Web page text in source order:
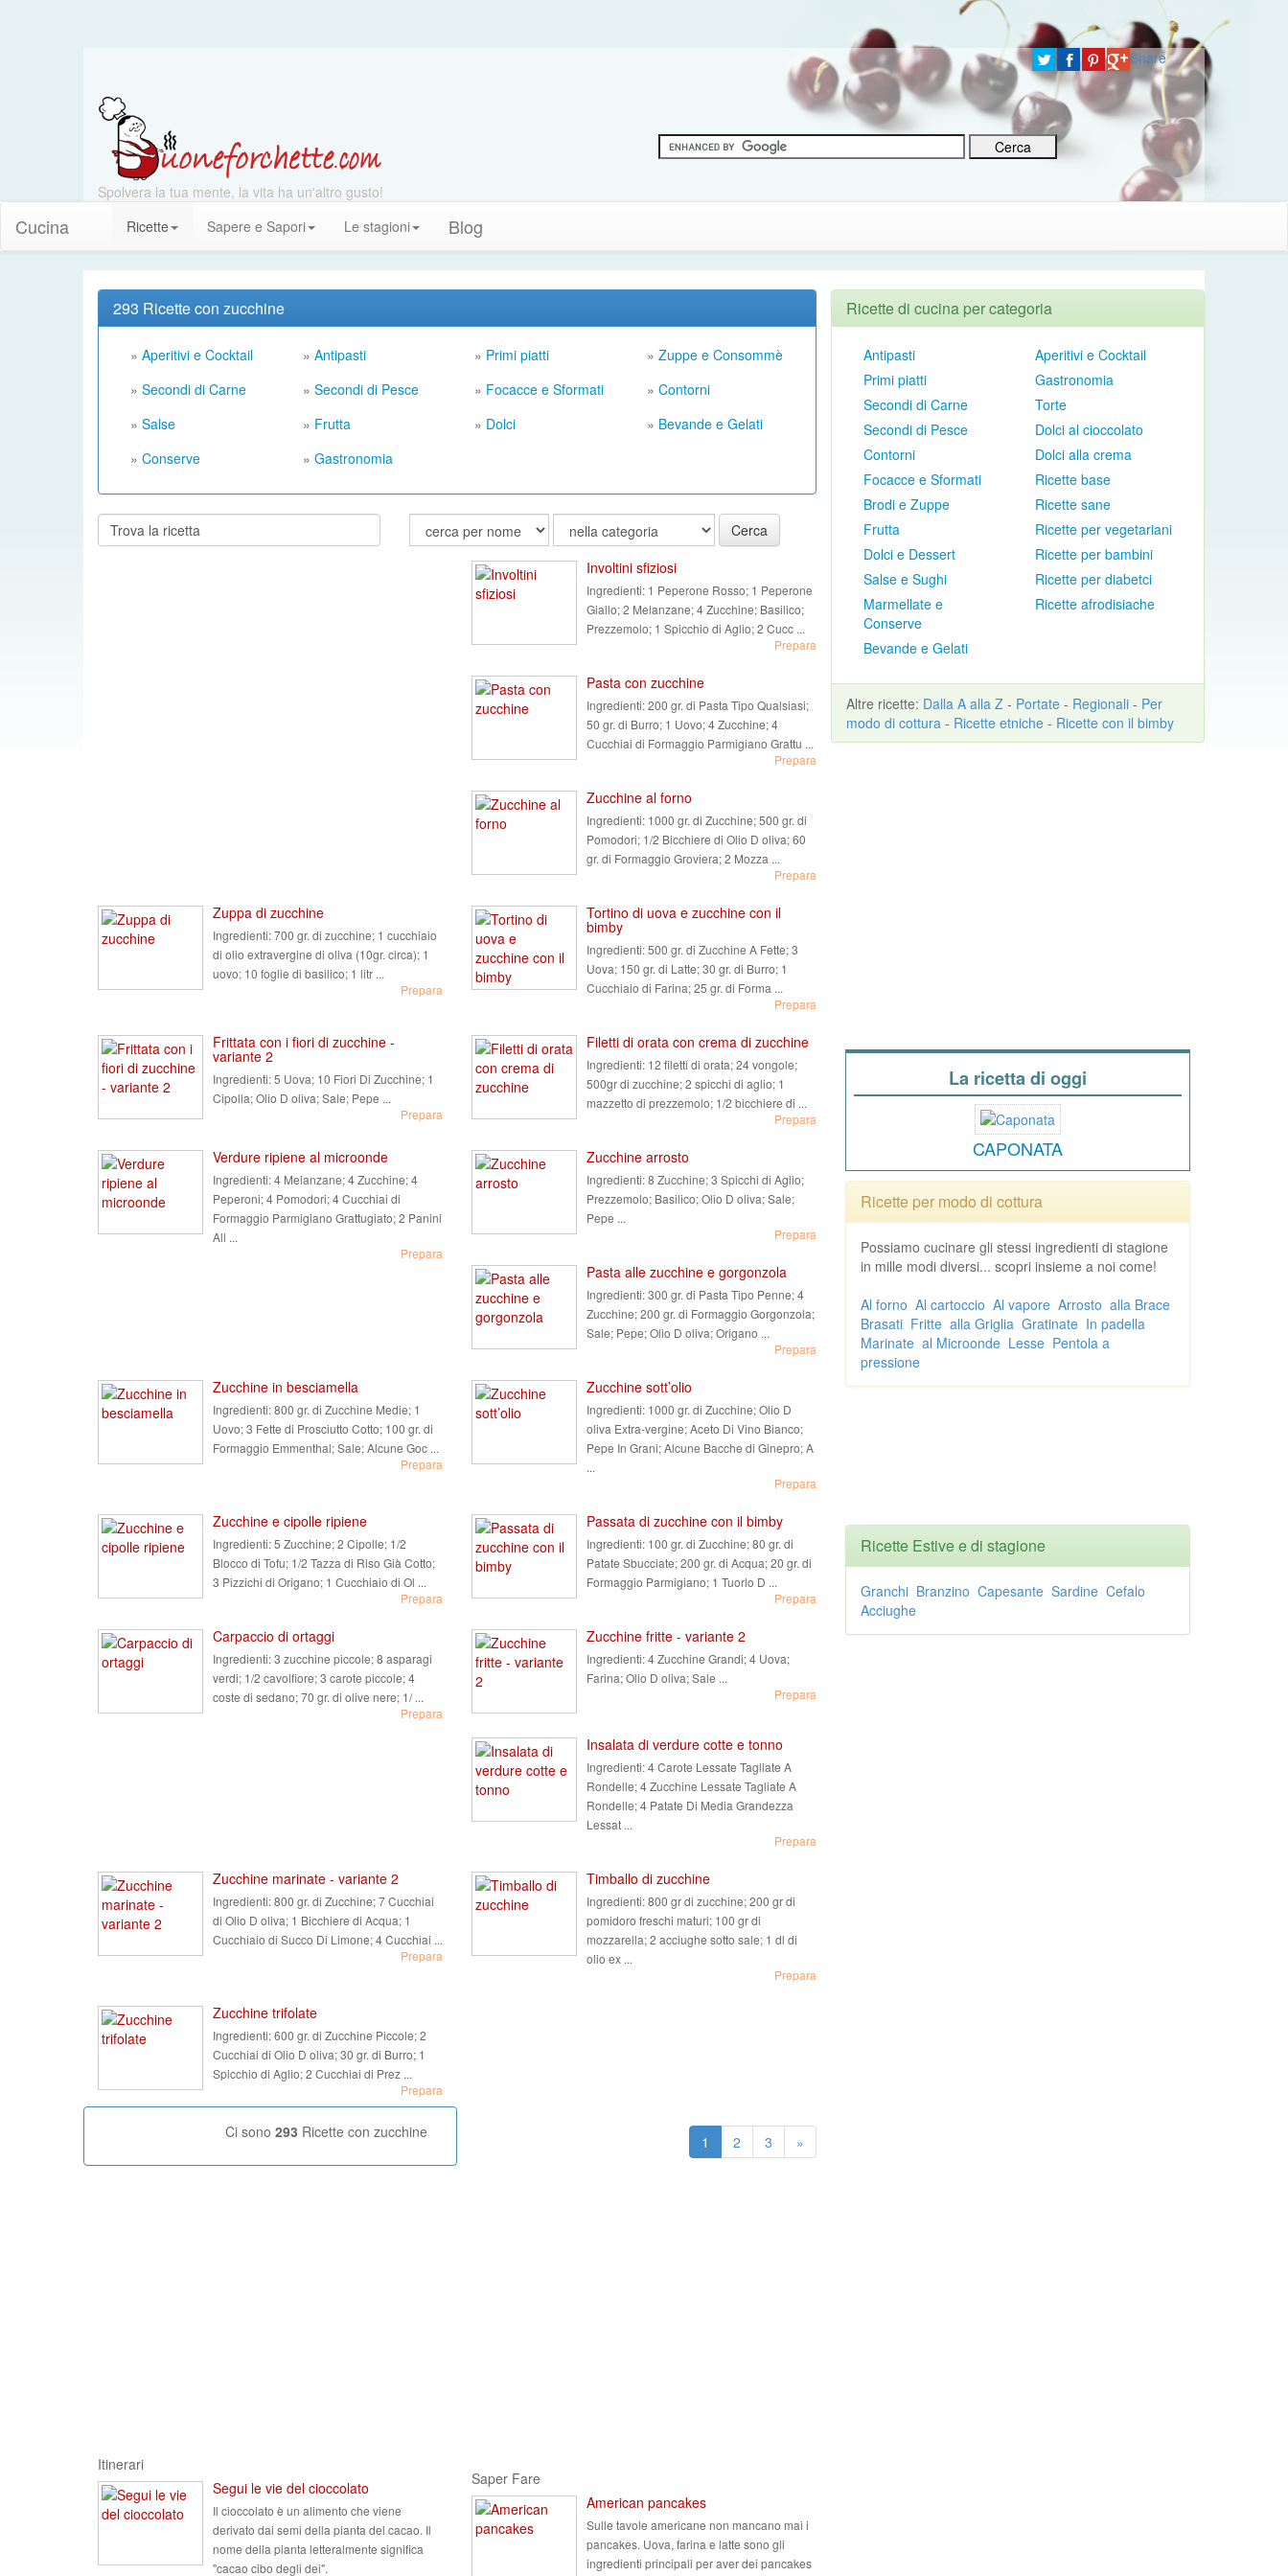
Share
Spolvera la tua mente, la vita ha un'altro gusto!
Cucina Ricette Sapere e Sapori Le stagioni Blog
293 Ricette con zucchine
» Aperitivi e Cocktail » Antipasti » Primi piatti » Zuppe e Consommè
» Secondi di Carne » Secondi di Pesce » Focacce e Sformati » Contorni
» Salse » Frutta » Dolci » Bevande e Gelati
» Conserve » Gastronomia
Cerca
Cerca
Involtini sfiziosi
Ingredienti: 1 Peperone Rosso; 1 Peperone
Giallo; 2 Melanzane; 4 Zucchine; Basilico;
Prezzemolo; 1 Spicchio di Aglio; 2 Cucc ...
Prepara
Pasta con zucchine
Ingredienti:200 gr. di Pasta Tipo Qualsiasi;
50 gr. di Burro; 1 Uovo; 4 Zucchine; 4
Cucchiai di Formaggio Parmigiano Grattu ...
Prepara
Zucchine al forno
Ingredienti: 1000 gr. di Zucchine; 500 gr. di
Pomodori; 1/2 Bicchiere di Olio D oliva; 60
gr. di Formaggio Groviera; 2 Mozza ...
Prepara
Zuppa di zucchine
Ingredienti:700 gr. di zucchine; 1 cucchiaio
di olio extravergine di oliva (10gr. circa); 1
uovo; 10 foglie di basilico; 1 litr ...
Prepara
Tortino di uova e zucchine con il
bimby
Ingredienti:500 gr. di Zucchine A Fette; 3
Uova; 150 gr. di Latte; 30 gr. di Burro; 1
Cucchiaio di Farina; 25 gr. di Forma ...
Prepara
Frittata con i fiori di zucchine -
variante 2
Ingredienti:5 Uova; 10 Fiori Di Zucchine; 1
Cipolla; Olio D oliva; Sale; Pepe ...
Prepara
Filetti di orata con crema di zucchine
Ingredienti: 12 filetti di orata; 24 vongole;
500gr di zucchine; 2 spicchi di aglio; 1
mazzetto di prezzemolo; 1/2 bicchiere di ...
Prepara
Verdure ripiene al microonde
Ingredienti:4 Melanzane; 4 Zucchine; 4
Peperoni; 4 Pomodori; 4 Cucchiai di
Formaggio Parmigiano Grattugiato; 2 Panini
All ...
Prepara
Zucchine arrosto
Ingredienti:8 Zucchine; 3 Spicchi di Aglio;
Prezzemolo; Basilico; Olio D oliva; Sale;
Pepe ...
Prepara
Pasta alle zucchine e gorgonzola
Ingredienti:300 gr. di Pasta Tipo Penne; 4
Zucchine; 200 gr. di Formaggio Gorgonzola;
Sale; Pepe; Olio D oliva; Origano ...
Prepara
Zucchine in besciamella
Ingredienti:800 gr. di Zucchine Medie; 1
Uovo; 3 Fette di Prosciutto Cotto; 100 gr. di
Formaggio Emmenthal; Sale; Alcune Goc ...
Prepara
Zucchine sott’olio
Ingredienti: 1000 gr. di Zucchine; Olio D
oliva Extra-vergine; Aceto Di Vino Bianco;
Pepe In Grani; Alcune Bacche di Ginepro; A
...
Prepara
Zucchine e cipolle ripiene
Ingredienti:5 Zucchine; 2 Cipolle; 1/2
Blocco di Tofu; 1/2 Tazza di Riso Già Cotto;
3 Pizzichi di Origano; 1 Cucchiaio di Ol ...
Prepara
Passata di zucchine con il bimby
Ingredienti: 100 gr. di Zucchine; 80 gr. di
Patate Sbucciate; 200 gr. di Acqua; 20 gr. di
Formaggio Parmigiano; 1 Tuorlo D ...
Prepara
Carpaccio di ortaggi
Ingredienti:3 zucchine piccole; 8 asparagi
verdi; 1/2 cavolfiore; 3 carote piccole; 4
coste di sedano; 70 gr. di olive nere; 1/ ...
Prepara
Zucchine fritte - variante 2
Ingredienti:4 Zucchine Grandi; 4 Uova;
Farina; Olio D oliva; Sale ...
Prepara
Insalata di verdure cotte e tonno
Ingredienti:4 Carote Lessate Tagliate A
Rondelle; 4 Zucchine Lessate Tagliate A
Rondelle; 4 Patate Di Media Grandezza
Lessat ...
Prepara
Zucchine marinate - variante 2
Ingredienti:800 gr. di Zucchine; 7 Cucchiai
di Olio D oliva; 1 Bicchiere di Acqua; 1
Cucchiaio di Succo Di Limone; 4 Cucchiai ...
Prepara
Timballo di zucchine
Ingredienti:800 gr di zucchine; 200 gr di
pomidoro freschi maturi; 100 gr di
mozzarella; 2 acciughe sotto sale; 1 dl di
olio ex ...
Prepara
Zucchine trifolate
Ingredienti:600 gr. di Zucchine Piccole; 2
Cucchiai di Olio D oliva; 30 gr. di Burro; 1
Spicchio di Aglio; 2 Cucchiai di Prez ...
Prepara
Ci sono 293 Ricette con zucchine
1 2 3 »
Itinerari
Segui le vie del cioccolato
Il cioccolato è un alimento che viene
derivato dai semi della pianta del cacao. Il
nome della pianta letteralmente significa
"cacao cibo degli dei".
Saper Fare
American pancakes
Sulle tavole americane non mancano mai i
pancakes. Uova, farina e latte sono gli
ingredienti principali per aver dei pancakes
Ricette di cucina per categoria
Antipasti
Primi piatti
Secondi di Carne
Secondi di Pesce
Contorni
Focacce e Sformati
Brodi e Zuppe
Frutta
Dolci e Dessert
Salse e Sughi
Marmellate e
Conserve
Bevande e Gelati
Aperitivi e Cocktail
Gastronomia
Torte
Dolci al cioccolato
Dolci alla crema
Ricette base
Ricette sane
Ricette per vegetariani
Ricette per bambini
Ricette per diabetci
Ricette afrodisiache
Altre ricette: Dalla A alla Z - Portate - Regionali - Per
modo di cottura - Ricette etniche - Ricette con il bimby
La ricetta di oggi
CAPONATA
Ricette per modo di cottura
Possiamo cucinare gli stessi ingredienti di stagione
in mille modi diversi... scopri insieme a noi come!
Al forno Al cartoccio Al vapore Arrosto alla Brace
Brasati Fritte alla Griglia Gratinate In padella
Marinate al Microonde Lesse Pentola a
pressione
Ricette Estive e di stagione
Granchi Branzino Capesante Sardine Cefalo
Acciughe